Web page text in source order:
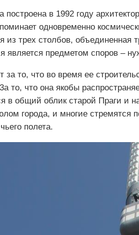
построена в 1992 году
одновременно
из трех столбов,
является предметом споров –
за то, что во время ее
то, что она якобы
в общий облик старой Праги и
города, и многие стремятся
полета.